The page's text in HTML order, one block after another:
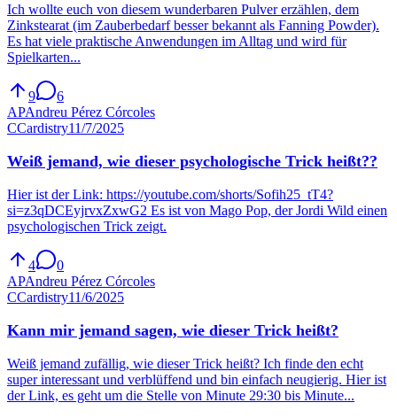
Ich wollte euch von diesem wunderbaren Pulver erzählen, dem
Zinkstearat (im Zauberbedarf besser bekannt als Fanning Powder).
Es hat viele praktische Anwendungen im Alltag und wird für
Spielkarten...
9
6
APAndreu Pérez Córcoles
CCardistry11/7/2025
Weiß jemand, wie dieser psychologische Trick heißt??
Hier ist der Link: https://youtube.com/shorts/Sofih25_tT4?
si=z3qDCEyjrvxZxwG2 Es ist von Mago Pop, der Jordi Wild einen
psychologischen Trick zeigt.
4
0
APAndreu Pérez Córcoles
CCardistry11/6/2025
Kann mir jemand sagen, wie dieser Trick heißt?
Weiß jemand zufällig, wie dieser Trick heißt? Ich finde den echt
super interessant und verblüffend und bin einfach neugierig. Hier ist
der Link, es geht um die Stelle von Minute 29:30 bis Minute...